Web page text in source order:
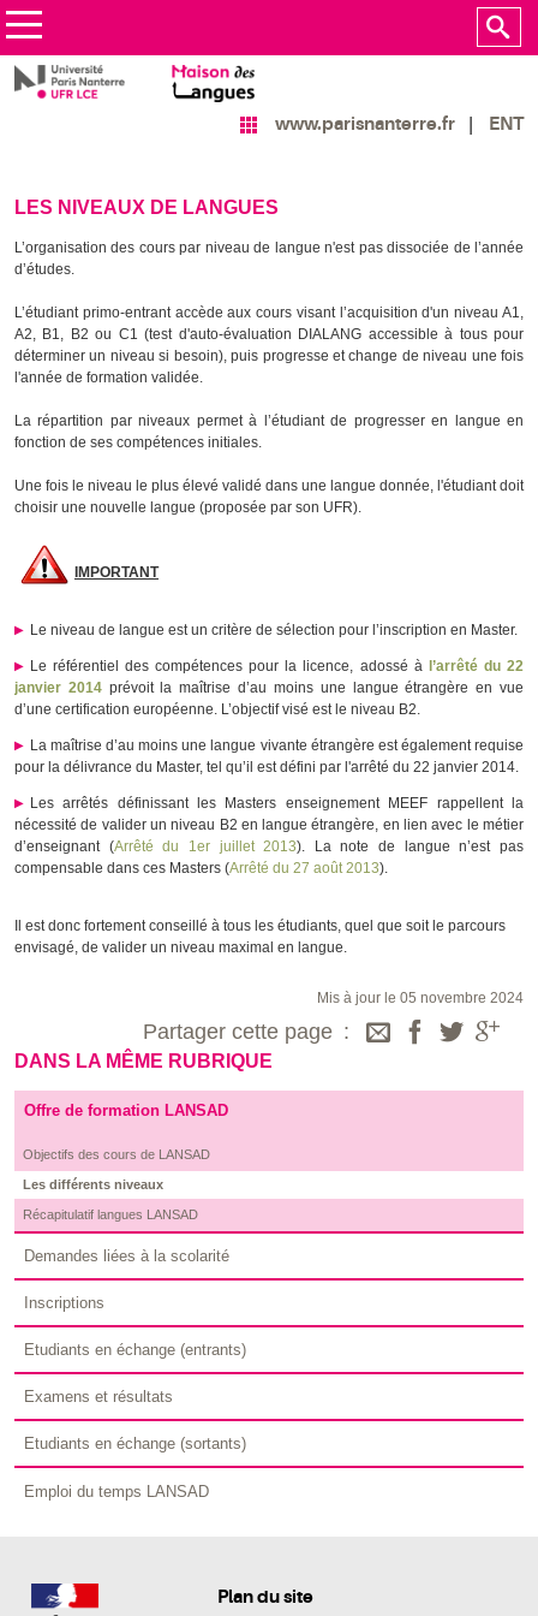
www.parisnanterre.fr ENT
LES NIVEAUX DE LANGUES
L’organisation des cours par niveau de langue n'est pas dissociée de l’année
d’études.
L’étudiant primo-entrant accède aux cours visant l’acquisition d'un niveau A1,
A2, B1, B2 ou C1 (test d'auto-évaluation DIALANG accessible à tous pour
déterminer un niveau si besoin), puis progresse et change de niveau une fois
l'année de formation validée.
La répartition par niveaux permet à l’étudiant de progresser en langue en
fonction de ses compétences initiales.
Une fois le niveau le plus élevé validé dans une langue donnée, l'étudiant doit
choisir une nouvelle langue (proposée par son UFR).
IMPORTANT
Le niveau de langue est un critère de sélection pour l’inscription en Master.
Le référentiel des compétences pour la licence, adossé à l’arrêté du 22
janvier 2014prévoit la maîtrise d’au moins une langue étrangère en vue
d’une certification européenne. L’objectif visé est le niveau B2.
La maîtrise d’au moins une langue vivante étrangère est également requise
pour la délivrance du Master, tel qu’il est défini par l'arrêté du 22 janvier 2014.
Les arrêtés définissant les Masters enseignement MEEF rappellent la
nécessité de valider un niveau B2 en langue étrangère, en lien avec le métier
d’enseignant (Arrêté du 1er juillet 2013). La note de langue n’est pas
compensable dans ces Masters (Arrêté du 27 août 2013).
Il est donc fortement conseillé à tous les étudiants, quel que soit le parcours
envisagé, de valider un niveau maximal en langue.
Mis à jour le 05 novembre 2024
Partager cette page
DANS LA MÊME RUBRIQUE
Offre de formation LANSAD
Objectifs des cours de LANSAD
Les différents niveaux
Récapitulatif langues LANSAD
Demandes liées à la scolarité
Inscriptions
Etudiants en échange (entrants)
Examens et résultats
Etudiants en échange (sortants)
Emploi du temps LANSAD
Plan du site